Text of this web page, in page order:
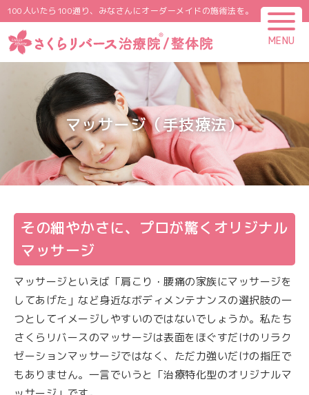
100人いたら100通り、みなさんにオーダーメイドの施術法を。
MENU
マッサージ（手技療法）
その細やかさに、プロが驚くオリジナル
マッサージ
マッサージといえば「肩こり・腰痛の家族にマッサージを
してあげた」など身近なボディメンテナンスの選択肢の一
つとしてイメージしやすいのではないでしょうか。私たち
さくらリバースのマッサージは表面をほぐすだけのリラク
ゼーションマッサージではなく、ただ力強いだけの指圧で
もありません。一言でいうと「治療特化型のオリジナルマ